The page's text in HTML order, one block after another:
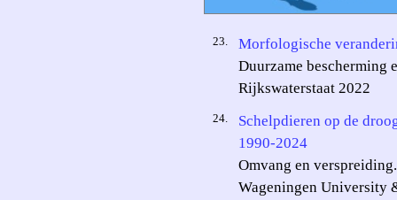
23.
Morfologische
Duurzame bescherming
Rijkswaterstaat 2022
24.
Schelpdieren op de
1990-2024
Omvang en verspreiding.
Wageningen University